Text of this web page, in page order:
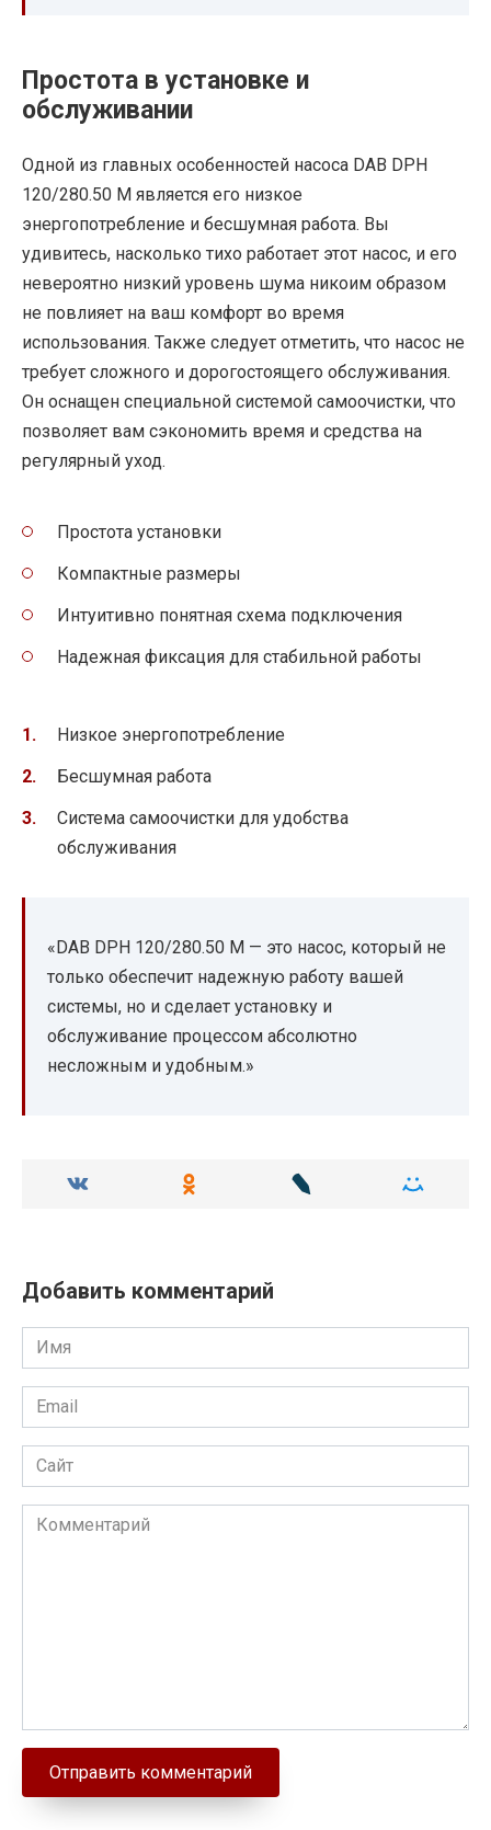
Простота в установке и
обслуживании
Одной из главных особенностей насоса DAB DPH
120/280.50 M является его низкое
энергопотребление и бесшумная работа. Вы
удивитесь, насколько тихо работает этот насос, и его
невероятно низкий уровень шума никоим образом
не повлияет на ваш комфорт во время
использования. Также следует отметить, что насос не
требует сложного и дорогостоящего обслуживания.
Он оснащен специальной системой самоочистки, что
позволяет вам сэкономить время и средства на
регулярный уход.
Простота установки
Компактные размеры
Интуитивно понятная схема подключения
Надежная фиксация для стабильной работы
Низкое энергопотребление
Бесшумная работа
Система самоочистки для удобства
обслуживания
«DAB DPH 120/280.50 M — это насос, который не
только обеспечит надежную работу вашей
системы, но и сделает установку и
обслуживание процессом абсолютно
несложным и удобным.»
Добавить комментарий
Имя
Email
Сайт
Комментарий